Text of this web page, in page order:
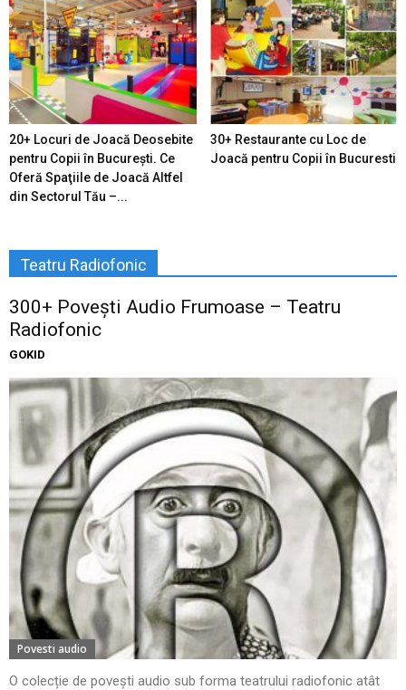
20+ Locuri de Joacă Deosebite
pentru Copii în Bucureşti. Ce
Oferă Spaţiile de Joacă Altfel
din Sectorul Tău –...
30+ Restaurante cu Loc de
Joacă pentru Copii în Bucuresti
Teatru Radiofonic
300+ Povești Audio Frumoase – Teatru
Radiofonic
GOKID
Povesti audio
O colecție de povești audio sub forma teatrului radiofonic atât